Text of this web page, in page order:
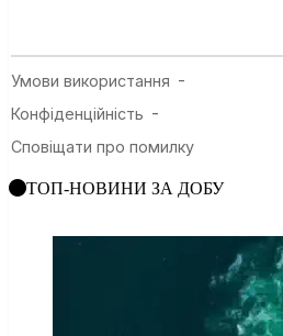
ТОП-НОВИНИ ЗА ДОБУ